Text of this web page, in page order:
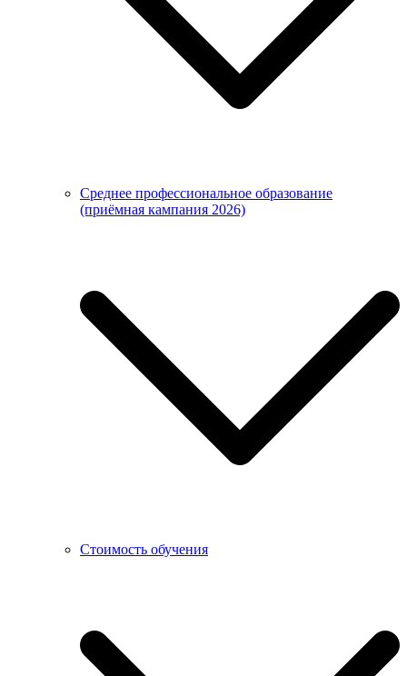
Среднее профессиональное образование
(приёмная кампания 2026)
Стоимость обучения